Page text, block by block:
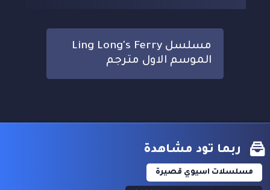
مسلسل Ling Long's Ferry
الموسم الاول مترجم
ربما تود مشاهدة
مسلسلات اسيوي قصيرة